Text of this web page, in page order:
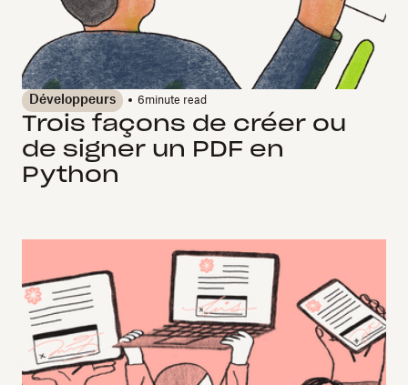
Développeurs 6minute read
Trois façons de créer ou
de signer un PDF en
Python